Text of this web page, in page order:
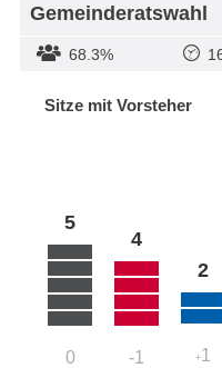
Gemeinderatswahl
68.3%
Sitze mit Vorsteher
5
0
4
-1
2
+1